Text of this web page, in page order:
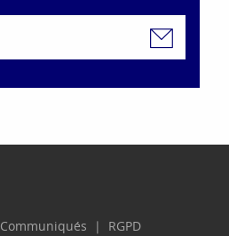
Communiqués
RGPD